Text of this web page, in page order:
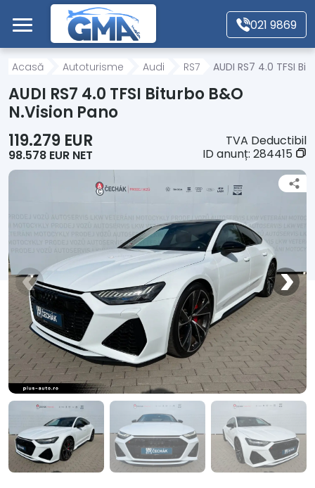
Mergi direct la conținutul principal
021 9869
Acasă
Autoturisme
Motociclete
Autoutilitare
Alte tipuri vehicule
Despre Noi
Contact
Acasă Autoturisme Audi RS7 AUDI RS7 4.0 TFSI
AUDI RS7 4.0 TFSI Biturbo B&O
N.Vision Pano
119.279 EUR
98.578 EUR NET
TVA Deductibil
ID anunț: 284415